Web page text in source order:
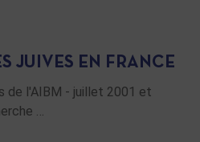
JUIVES EN FRANCE
de l'AIBM - juillet 2001 et
…